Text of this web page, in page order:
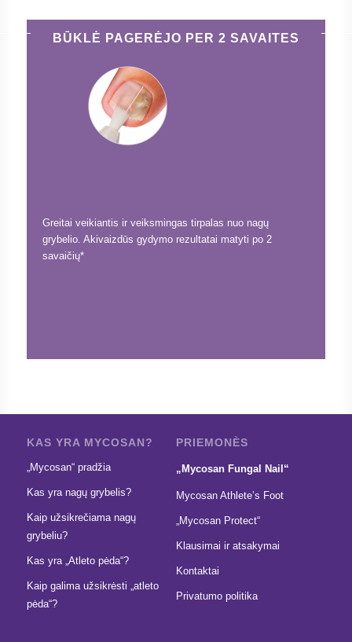
BŪKLĖ PAGERĖJO PER 2 SAVAITES
Greitai veikiantis ir veiksmingas tirpalas nuo nagų
grybelio. Akivaizdūs gydymo rezultatai matyti po 2
savaičių*
KAS YRA MYCOSAN?
„Mycosan“ pradžia
Kas yra nagų grybelis?
Kaip užsikrečiama nagų
grybeliu?
Kas yra „Atleto pėda“?
Kaip galima užsikrėsti „atleto
pėda“?
PRIEMONÈS
„Mycosan Fungal Nail“
Mycosan Athlete’s Foot
„Mycosan Protect“
Klausimai ir atsakymai
Kontaktai
Privatumo politika